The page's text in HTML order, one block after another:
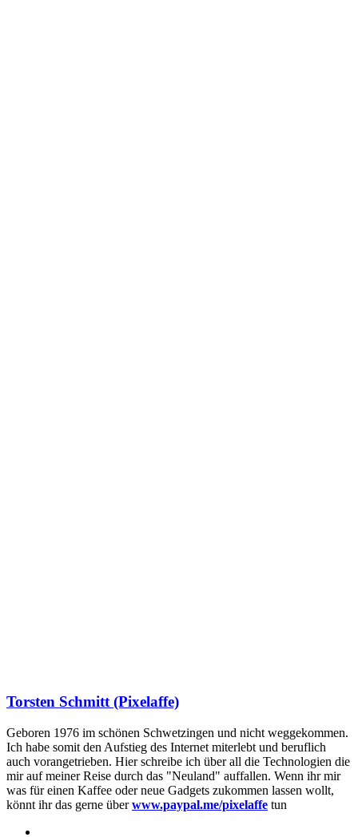
Torsten Schmitt (Pixelaffe)
Geboren 1976 im schönen Schwetzingen und nicht weggekommen.
Ich habe somit den Aufstieg des Internet miterlebt und beruflich
auch vorangetrieben. Hier schreibe ich über all die Technologien die
mir auf meiner Reise durch das "Neuland" auffallen. Wenn ihr mir
was für einen Kaffee oder neue Gadgets zukommen lassen wollt,
könnt ihr das gerne überwww.paypal.me/pixelaffe tun